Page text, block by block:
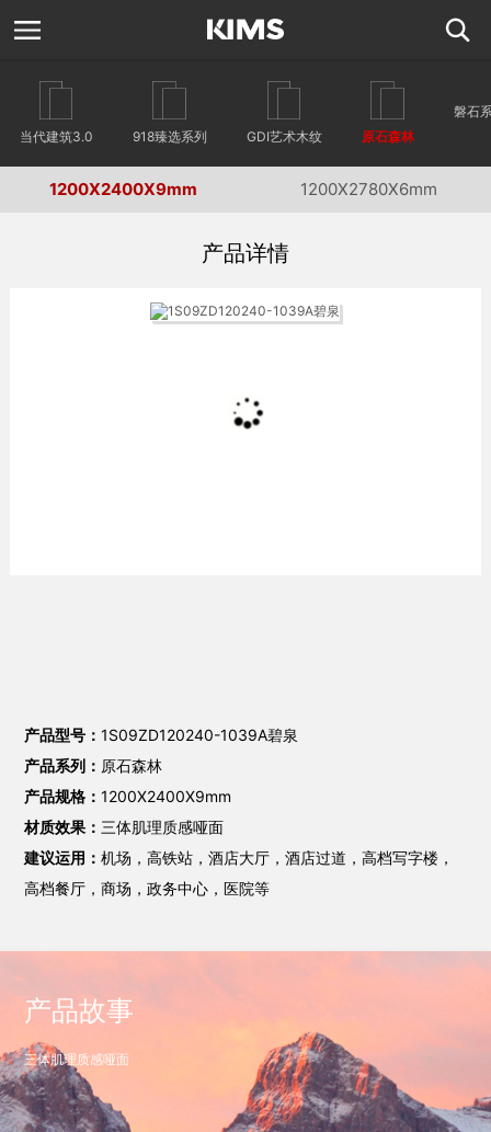
当代建筑3.0 918臻选系列 GDI艺术木纹 原石森林
磐石
1200X2400X9mm 1200X2780X6mm
产品详情
产品型号：1S09ZD120240-1039A碧泉
产品系列： 原石森林
产品规格：1200X2400X9mm
材质效果： 三体肌理质感哑面
建议运用：机场，高铁站，酒店大厅，酒店过道，高档写字楼，
高档餐厅，商场，政务中心，医院等
产品故事
三体肌理质感哑面